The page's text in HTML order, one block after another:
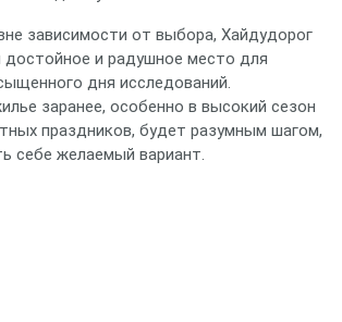
зависимости от выбора, Хайдудорог
достойное и радушное место для
дня исследований.
заранее, особенно в высокий сезон
праздников, будет разумным шагом,
себе желаемый вариант.